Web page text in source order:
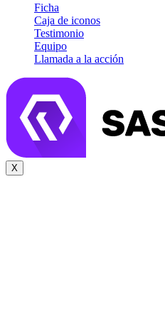
Ficha
Caja de iconos
Testimonio
Equipo
Llamada a la acción
X